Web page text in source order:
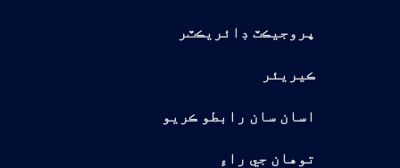
پروجيڪٽ ڊائريڪٽر
ڪيريئر
اسان سان رابطو ڪريو
توهان جي راءِ